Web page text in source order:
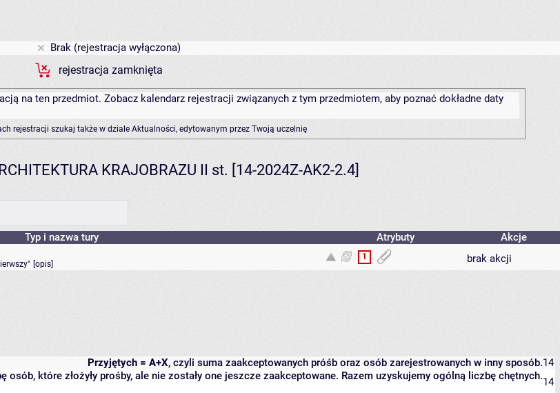
Brak (rejestracja wyłączona)
rejestracja zamknięta
na ten przedmiot. Zobacz kalendarz rejestracji związanych z tym przedmiotem, aby poznać dokładne daty
rejestracji szukaj także w dziale Aktualności, edytowanym przez Twoją uczelnię
KRAJOBRAZU II st. [14-2024Z-AK2-2.4]
Typ i nazwa tury Atrybuty
Akcje
[opis]
1 brak akcji
Przyjętych = A+X, czyli suma zaakceptowanych próśb oraz osób zarejestrowanych w inny sposób.14
które złożyły prośby, ale nie zostały one jeszcze zaakceptowane. Razem uzyskujemy ogólną liczbę chętnych.14